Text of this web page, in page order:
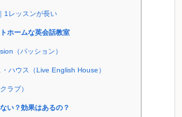
1レッスンが長い
ホームな英会話教室
（パッション）
ハウス（Live English House）
ラブ）
い？効果はあるの？